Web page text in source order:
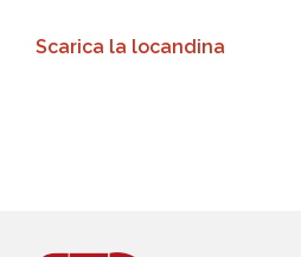
Scarica la locandina